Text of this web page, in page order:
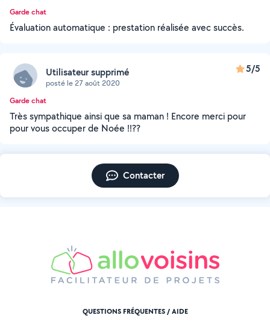
Garde chat
Évaluation automatique : prestation réalisée avec succès.
Utilisateur supprimé
posté le 27 août 2020
5/5
Garde chat
Très sympathique ainsi que sa maman ! Encore merci pour
pour vous occuper de Noée !!??
Contacter
QUESTIONS FRÉQUENTES / AIDE